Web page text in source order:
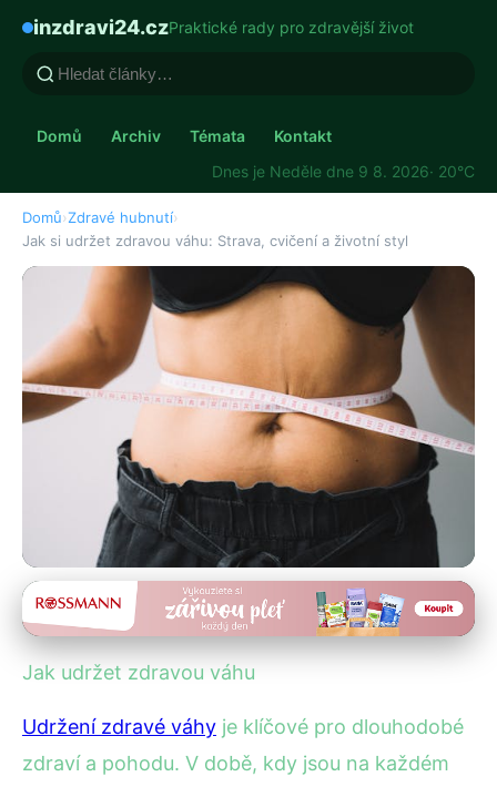
inzdravi24.czPraktické rady pro zdravější život
Domů Archiv Témata
Kontakt
Dnes je Neděle dne 9 8. 2026· 20°C
Domů›Zdravé hubnutí›
Jak si udržet zdravou váhu: Strava, cvičení a životní styl
Zdravé hubnutí
Jak si udržet zdravou váhu:
· 4 min čtení · Autor: Jan Štěpánek
Jak udržet zdravou váhu
Udržení zdravé váhy je klíčové pro dlouhodobé
zdraví a pohodu. V době, kdy jsou na každém